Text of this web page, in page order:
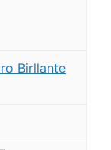
Birllante